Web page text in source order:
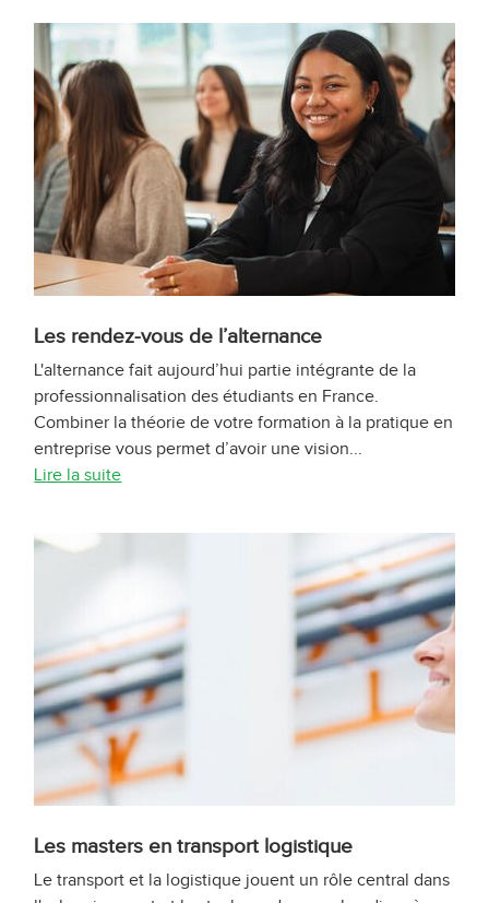
Les rendez-vous de l’alternance
L'alternance fait aujourd’hui partie intégrante de la
professionnalisation des étudiants en France.
Combiner la théorie de votre formation à la pratique en
entreprise vous permet d’avoir une vision...
Lire la suite
Les masters en transport logistique
Le transport et la logistique jouent un rôle central dans